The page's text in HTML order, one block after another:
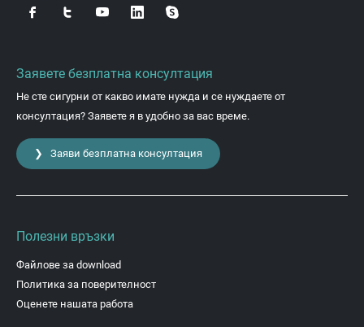
Заявете безплатна консултация
Не сте сигурни от какво имате нужда и се нуждаете от
консултация? Заявете я в удобно за вас време.
❯ Заяви безплатна консултация
Полезни връзки
Файлове за download
Политика за поверителност
Оценете нашата работа